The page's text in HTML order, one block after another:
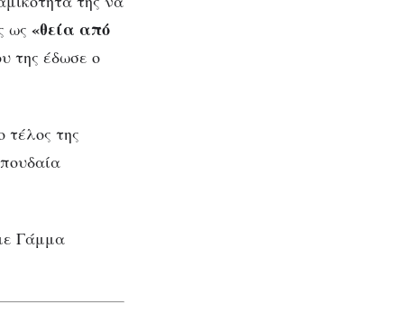
ως «θεία από
της έδωσε ο
τέλος της
Γάμμα